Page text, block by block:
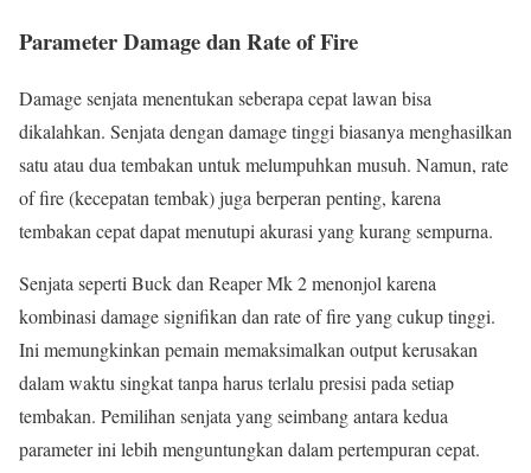
Parameter Damage dan Rate of Fire
Damage senjata menentukan seberapa cepat lawan bisa
dikalahkan. Senjata dengan damage tinggi biasanya menghasilkan
satu atau dua tembakan untuk melumpuhkan musuh. Namun, rate
of fire (kecepatan tembak) juga berperan penting, karena
tembakan cepat dapat menutupi akurasi yang kurang sempurna.
Senjata seperti Buck dan Reaper Mk 2 menonjol karena
kombinasi damage signifikan dan rate of fire yang cukup tinggi.
Ini memungkinkan pemain memaksimalkan output kerusakan
dalam waktu singkat tanpa harus terlalu presisi pada setiap
tembakan. Pemilihan senjata yang seimbang antara kedua
parameter ini lebih menguntungkan dalam pertempuran cepat.